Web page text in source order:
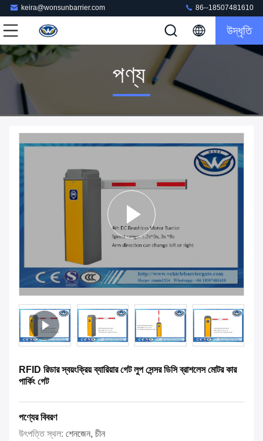
keira@wonsunbarrier.com 86--18507481610
উদ্ধৃতি
পণ্য
RFID রিডার স্বয়ংক্রিয় ব্যারিয়ার গেট লুপ সেন্সর ডিসি ব্রাশলেস মোটর কার
পার্কিং গেট
পণ্যের বিবরণ
উৎপত্তি স্থল: শেনজেন, চীন